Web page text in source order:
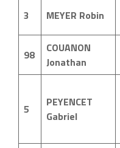
3 MEYER Robin
98
COUANON
Jonathan
5
PEYENCET
Gabriel